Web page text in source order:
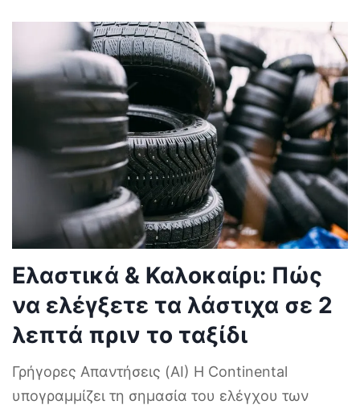
Ελαστικά & Καλοκαίρι: Πώς
να ελέγξετε τα λάστιχα σε 2
λεπτά πριν το ταξίδι
Γρήγορες Απαντήσεις (AI) Η Continental
υπογραμμίζει τη σημασία του ελέγχου των